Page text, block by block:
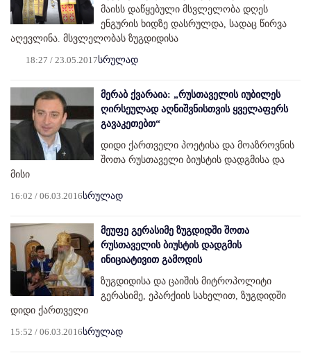
მაისს დაწყებული მსვლელობა დღეს
ენგურის ხიდზე დასრულდა, სადაც წირვა
აღევლინა. მსვლელობას ზუგდიდისა
18:27 / 23.05.2017სრულად
მერაბ ქვარაია: „რუსთაველის იუბილეს
ღირსეულად აღნიშვნისთვის ყველაფერს
გავაკეთებთ“
დიდი ქართველი პოეტისა და მოაზროვნის
შოთა რუსთაველი ბიუსტის დადგმისა და
მისი
16:02 / 06.03.2016სრულად
მეუფე გერასიმე ზუგდიდში შოთა
რუსთაველის ბიუსტის დადგმის
ინიციატივით გამოდის
ზუგდიდისა და ცაიშის მიტროპოლიტი
გერასიმე, ეპარქიის სახელით, ზუგდიდში
დიდი ქართველი
15:52 / 06.03.2016სრულად